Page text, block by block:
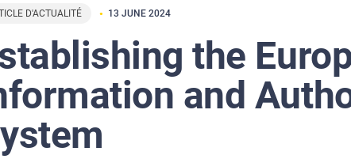
D'ACTUALITÉ 13 JUNE 2024
the
and